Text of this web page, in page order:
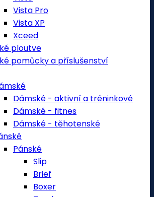
Vista Pro
Vista XP
Xceed
ploutve
pomůcky a příslušenství
Dámské - aktivní a tréninkové
Dámské - fitnes
Dámské - těhotenské
Pánské
Slip
Brief
Boxer